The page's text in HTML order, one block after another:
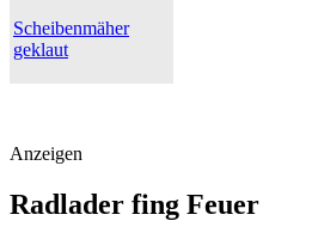
Scheibenmäher
geklaut
Anzeigen
Radlader fing Feuer